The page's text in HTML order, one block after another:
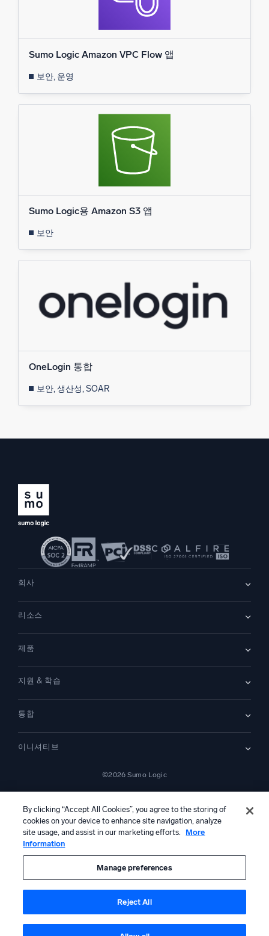
Sumo Logic Amazon VPC Flow 앱
보안, 운영
Sumo Logic용 Amazon S3 앱
보안
OneLogin 통합
보안, 생산성, SOAR
회사
채용 채용 중
리더십
뉴스룸
문의하기
리소스
고객 사례
데모
제품
SIEM
보안을 위한 로그
모니터링 및 문제 해결
비교하기
지원 & 학습
커뮤니티
지원
플랫폼 상태
통합
Amazon S3 Audit
PCI 규정 준수
전체 보기
이니셔티브
디지털 고객 경험
도구 통합
©2026 Sumo Logic
—
캘리포니아 개인정보 보호 고지AI 지침한국어
본 콘텐츠는 생성형 인공지능 시스템에 의해 번역되었을 수 있으며 정보
제공 목적으로만 제공됩니다. 부정확성, 오류 또는 편향이 포함될 수 있으
므로, 이에 의존하여 어떠한 조치를 취하기 전에 반드시 독립적인 인간의
검토 및 검증을 거쳐야 합니다.
By clicking “Accept All Cookies”, you agree to the storing of
cookies on your device to enhance site navigation, analyze
site usage, and assist in our marketing efforts.
More
Information
Manage preferences
Reject All